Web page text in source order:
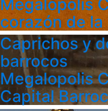
Megalopolis
corazón de la
Caprichos y
barrocos
Megalopolis
Capital